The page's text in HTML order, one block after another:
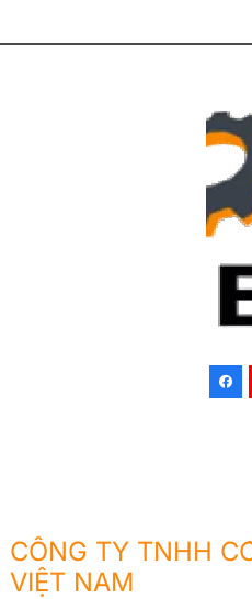
CÔNG TY TNHH
VIỆT NAM